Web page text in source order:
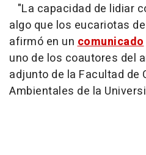
"La capacidad de lidiar
algo que los eucariotas
afirmó en uncomunicado
uno de los coautores del
adjunto de la Facultad de
Ambientales de la